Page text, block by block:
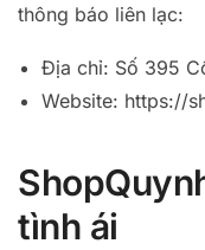
thông báo liên lạc:
Địa chỉ: Số 395
Website: https://
tình ái